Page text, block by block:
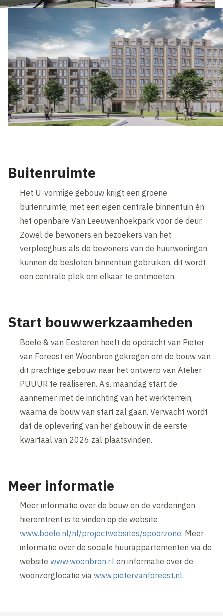
Buitenruimte
Het U-vormige gebouw krijgt een groene
buitenruimte, met een eigen centrale binnentuin én
het openbare Van Leeuwenhoekpark voor de deur.
Zowel de bewoners en bezoekers van het
verpleeghuis als de bewoners van de huurwoningen
kunnen de besloten binnentuin gebruiken, dit wordt
een centrale plek om elkaar te ontmoeten.
Start bouwwerkzaamheden
Boele & van Eesteren heeft de opdracht van Pieter
van Foreest en Woonbron gekregen om de bouw van
dit prachtige gebouw naar het ontwerp van Atelier
PUUUR te realiseren. A.s. maandag start de
aannemer met de inrichting van het werkterrein,
waarna de bouw van start zal gaan. Verwacht wordt
dat de oplevering van het gebouw in de eerste
kwartaal van 2026 zal plaatsvinden.
Meer informatie
Meer informatie over de bouw en de vorderingen
hieromtrent is te vinden op de website
www.boele.nl/nl/projectwebsites/spoorzone. Meer
informatie over de sociale huurappartementen via de
websitewww.woonbron.nl en informatie over de
woonzorglocatie viawww.pietervanforeest.nl.